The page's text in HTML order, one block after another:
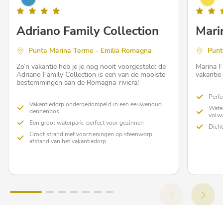
Adriano Family Collection
Punta Marina Terme - Emilia Romagna
Zo’n vakantie heb je je nog nooit voorgesteld: de
Adriano Family Collection is een van de mooiste
bestemmingen aan de Romagna-riviera!
Vakantiedorp ondergedompeld in een eeuwenoud
dennenbos
Een groot waterpark, perfect voor gezinnen
Groot strand met voorzieningen op steenworp
afstand van het vakantiedorp
Marina